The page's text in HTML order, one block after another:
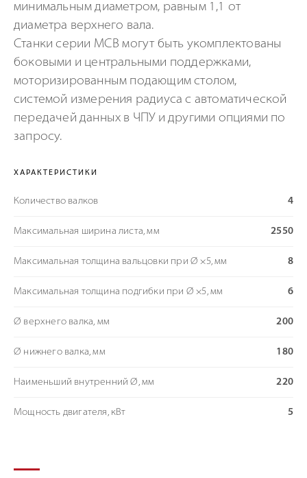
минимальным диаметром, равным 1,1 от
диаметра верхнего вала.
Станки серии MCB могут быть укомплектованы
боковыми и центральными поддержками,
моторизированным подающим столом,
системой измерения радиуса с автоматической
передачей данных в ЧПУ и другими опциями по
запросу.
ХАРАКТЕРИСТИКИ
Количество валков 4
Максимальная ширина листа, мм 2550
Максимальная толщина вальцовки при Ø ×5, мм 8
Максимальная толщина подгибки при Ø ×5, мм 6
Ø верхнего валка, мм 200
Ø нижнего валка, мм 180
Наименьший внутренний Ø, мм 220
Мощность двигателя, кВт 5